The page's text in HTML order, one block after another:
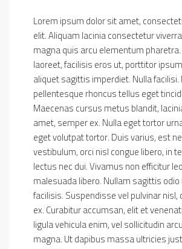
Lorem ipsum dolor sit amet,
elit. Aliquam lacinia consectetur
magna quis arcu elementum
laoreet, facilisis eros ut, porttitor
aliquet sagittis imperdiet. Nulla
pellentesque rhoncus tellus eget
Maecenas cursus metus blandit,
amet, semper ex. Nulla eget tortor
eget volutpat tortor. Duis varius, est
vestibulum, orci nisl congue libero, in
lectus nec dui. Vivamus non efficitur
malesuada libero. Nullam sagittis
facilisis. Suspendisse vel pulvinar
ex. Curabitur accumsan, elit et
ligula vehicula enim, vel sollicitudin
magna. Ut dapibus massa ultricies